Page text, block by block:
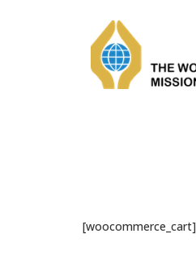
[woocommerce_cart]